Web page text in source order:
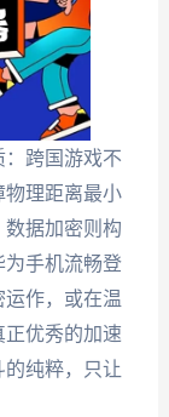
跨国游戏不
物理距离最小
据加密则构
手机流畅登
作，或在温
优秀的加速
纯粹，只让